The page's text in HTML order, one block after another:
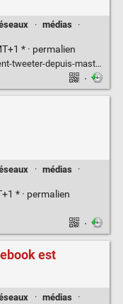
· médias
·
* · permalien
depuis-mastodon/
·
· médias
·
* · permalien
·
est
· médias
·